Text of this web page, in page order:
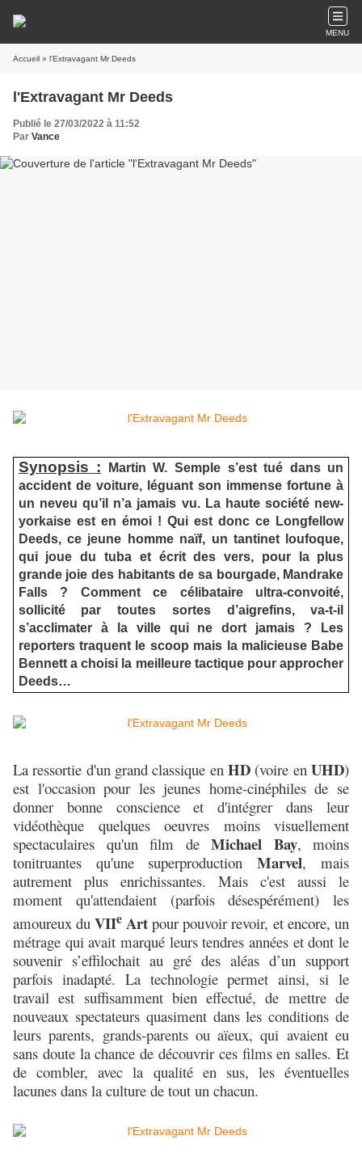
MENU
Accueil » l'Extravagant Mr Deeds
l'Extravagant Mr Deeds
Publié le 27/03/2022 à 11:52
Par Vance
Synopsis :
Martin W. Semple s’est tué dans un
accident de voiture, léguant son immense fortune à
un neveu qu’il n’a jamais vu. La haute société new-
yorkaise est en émoi ! Qui est donc ce Longfellow
Deeds, ce jeune homme naïf, un tantinet loufoque,
qui joue du tuba et écrit des vers, pour la plus
grande joie des habitants de sa bourgade, Mandrake
Falls ? Comment ce célibataire ultra-convoité,
sollicité par toutes sortes d’aigrefins, va-t-il
s’acclimater à la ville qui ne dort jamais ? Les
reporters traquent le scoop mais la malicieuse Babe
Bennett a choisi la meilleure tactique pour approcher
Deeds…
La ressortie d'un grand classique en HD (voire en UHD)
est l'occasion pour les jeunes home-cinéphiles de se
donner bonne conscience et d'intégrer dans leur
vidéothèque quelques oeuvres moins visuellement
spectaculaires qu'un film de Michael Bay, moins
tonitruantes qu'une superproduction Marvel, mais
autrement plus enrichissantes. Mais c'est aussi le
moment qu'attendaient (parfois désespérément) les
amoureux duVIIe Artpour pouvoir revoir, et encore, un
métrage qui avait marqué leurs tendres années et dont le
souvenir s’effilochait au gré des aléas d’un support
parfois inadapté. La technologie permet ainsi, si le
travail est suffisamment bien effectué, de mettre de
nouveaux spectateurs quasiment dans les conditions de
leurs parents, grands-parents ou aïeux, qui avaient eu
sans doute la chance de découvrir ces films en salles. Et
de combler, avec la qualité en sus, les éventuelles
lacunes dans la culture de tout un chacun.